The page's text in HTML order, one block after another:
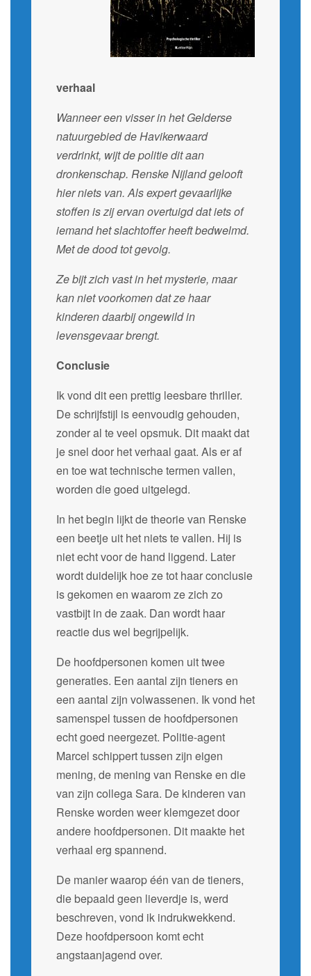
verhaal
Wanneer een visser in het Gelderse
natuurgebied de Havikerwaard
verdrinkt, wijt de politie dit aan
dronkenschap. Renske Nijland gelooft
hier niets van. Als expert gevaarlijke
stoffen is zij ervan overtuigd dat iets of
iemand het slachtoffer heeft bedwelmd.
Met de dood tot gevolg.
Ze bijt zich vast in het mysterie, maar
kan niet voorkomen dat ze haar
kinderen daarbij ongewild in
levensgevaar brengt.
Conclusie
Ik vond dit een prettig leesbare thriller.
De schrijfstijl is eenvoudig gehouden,
zonder al te veel opsmuk. Dit maakt dat
je snel door het verhaal gaat. Als er af
en toe wat technische termen vallen,
worden die goed uitgelegd.
In het begin lijkt de theorie van Renske
een beetje uit het niets te vallen. Hij is
niet echt voor de hand liggend. Later
wordt duidelijk hoe ze tot haar conclusie
is gekomen en waarom ze zich zo
vastbijt in de zaak. Dan wordt haar
reactie dus wel begrijpelijk.
De hoofdpersonen komen uit twee
generaties. Een aantal zijn tieners en
een aantal zijn volwassenen. Ik vond het
samenspel tussen de hoofdpersonen
echt goed neergezet. Politie-agent
Marcel schippert tussen zijn eigen
mening, de mening van Renske en die
van zijn collega Sara. De kinderen van
Renske worden weer klemgezet door
andere hoofdpersonen. Dit maakte het
verhaal erg spannend.
De manier waarop één van de tieners,
die bepaald geen lieverdje is, werd
beschreven, vond ik indrukwekkend.
Deze hoofdpersoon komt echt
angstaanjagend over.